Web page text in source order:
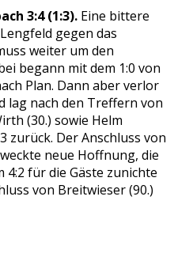
3:4 (1:3). Eine bittere
gegen das
weiter um den
begann mit dem 1:0 von
Plan. Dann aber verlor
lag nach den Treffern von
(30.) sowie Helm
zurück. Der Anschluss von
neue Hoffnung, die
4:2 für die Gäste zunichte
von Breitwieser (90.)